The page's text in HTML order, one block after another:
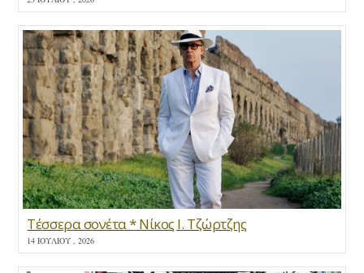
Τέσσερα σονέτα * Νίκος Ι. Τζώρτζης
14 ΙΟΥΛΊΟΥ , 2026